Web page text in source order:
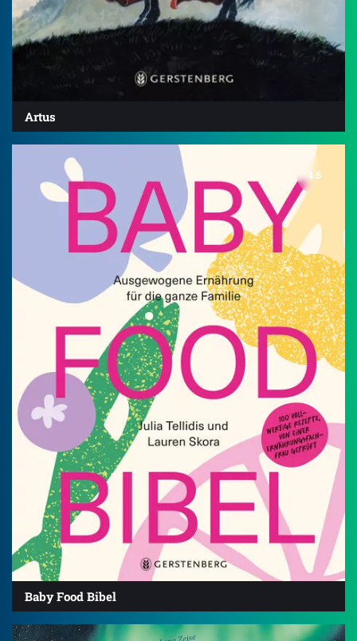
Artus
4.6
Baby Food Bibel